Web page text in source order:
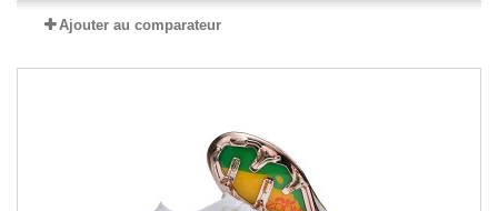
Ajouter au comparateur